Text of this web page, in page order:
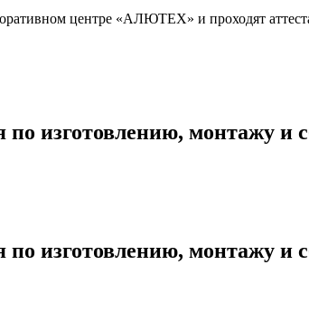
центре «АЛЮТЕХ» и проходят
изготовлению, монтажу и
изготовлению, монтажу и